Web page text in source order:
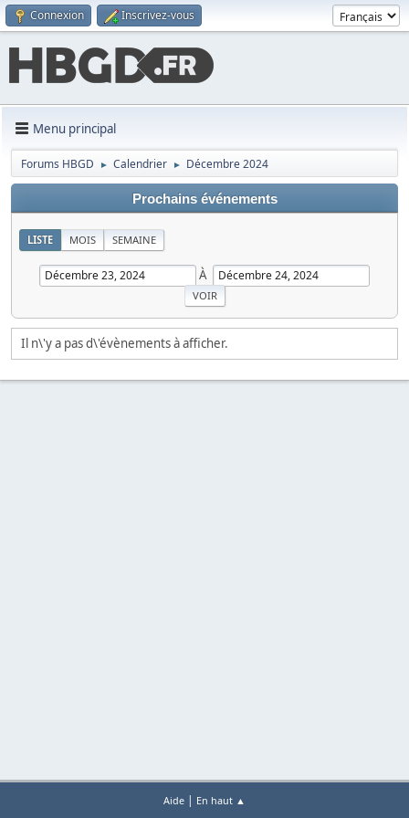
Connexion Inscrivez-vous
Menu principal
Forums HBGD ► Calendrier ► Décembre 2024
Prochains événements
LISTE MOIS SEMAINE
À
Il n\'y a pas d\'évènements à afficher.
Aide | En haut ▲